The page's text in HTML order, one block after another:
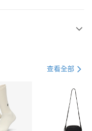
21家銀行
商業銀行
商業銀行
查看全部